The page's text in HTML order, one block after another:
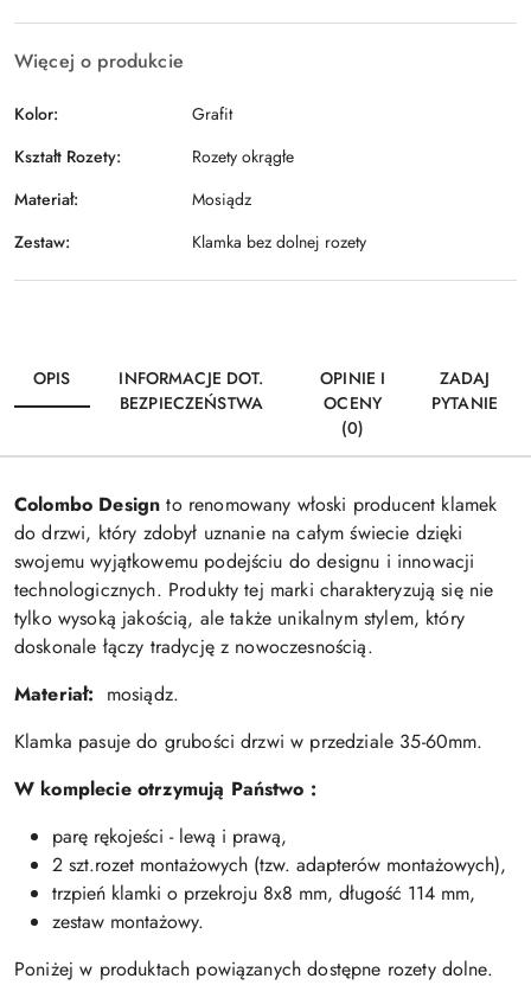
Więcej o produkcie
Kolor:
Grafit
Kształt Rozety:
Rozety okrągłe
Materiał:
Mosiądz
Zestaw:
Klamka bez dolnej rozety
OPIS
INFORMACJE DOT.
BEZPIECZEŃSTWA
OPINIE I
OCENY
(0)
ZADAJ
PYTANIE
Colombo Design to renomowany włoski producent klamek
do drzwi, który zdobył uznanie na całym świecie dzięki
swojemu wyjątkowemu podejściu do designu i innowacji
technologicznych. Produkty tej marki charakteryzują się nie
tylko wysoką jakością, ale także unikalnym stylem, który
doskonale łączy tradycję z nowoczesnością.
Materiał: mosiądz.
Klamka pasuje do grubości drzwi w przedziale 35-60mm.
W komplecie otrzymują Państwo :
parę rękojeści - lewą i prawą,
2 szt.rozet montażowych (tzw. adapterów montażowych),
trzpień klamki o przekroju 8x8 mm, długość 114 mm,
zestaw montażowy.
Poniżej w produktach powiązanych dostępne rozety dolne.